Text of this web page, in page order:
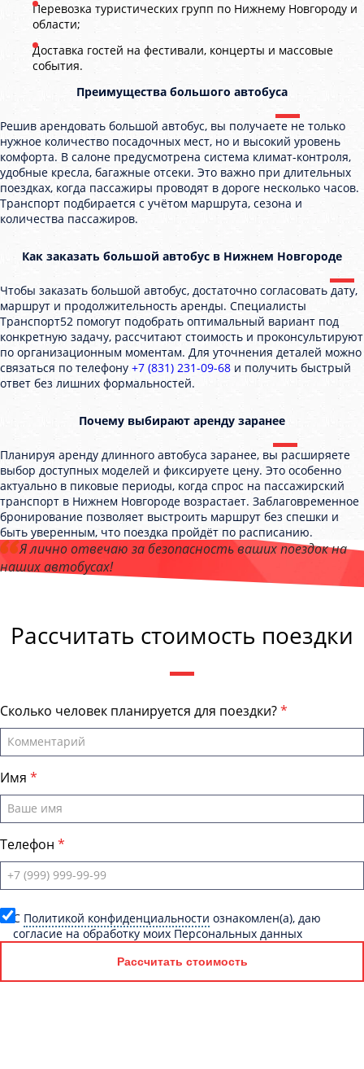
Перевозка туристических групп по Нижнему Новгороду и
области;
Доставка гостей на фестивали, концерты и массовые
события.
Преимущества большого автобуса
Решив арендовать большой автобус, вы получаете не только
нужное количество посадочных мест, но и высокий уровень
комфорта. В салоне предусмотрена система климат-контроля,
удобные кресла, багажные отсеки. Это важно при длительных
поездках, когда пассажиры проводят в дороге несколько часов.
Транспорт подбирается с учётом маршрута, сезона и
количества пассажиров.
Как заказать большой автобус в Нижнем Новгороде
Чтобы заказать большой автобус, достаточно согласовать дату,
маршрут и продолжительность аренды. Специалисты
Транспорт52 помогут подобрать оптимальный вариант под
конкретную задачу, рассчитают стоимость и проконсультируют
по организационным моментам. Для уточнения деталей можно
связаться по телефону +7 (831) 231-09-68 и получить быстрый
ответ без лишних формальностей.
Почему выбирают аренду заранее
Планируя аренду длинного автобуса заранее, вы расширяете
выбор доступных моделей и фиксируете цену. Это особенно
актуально в пиковые периоды, когда спрос на пассажирский
транспорт в Нижнем Новгороде возрастает. Заблаговременное
бронирование позволяет выстроить маршрут без спешки и
быть уверенным, что поездка пройдёт по расписанию.
Я лично отвечаю за безопасность ваших поездок на
наших автобусах!
Рассчитать стоимость поездки
Сколько человек планируется для поездки?
Имя
Телефон
C Политикой конфиденциальности ознакомлен(а), даю
согласие на обработку моих Персональных данных
Рассчитать стоимость